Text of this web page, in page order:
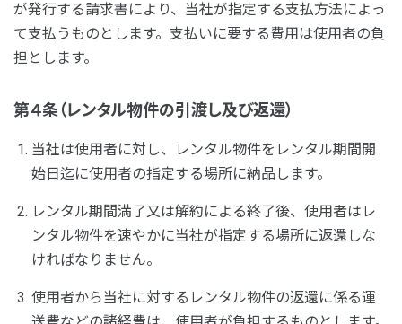
が発行する請求書により、当社が指定する支払方法によっ
て支払うものとします。支払いに要する費用は使用者の負
担とします。
第４条（レンタル物件の引渡し及び返還）
当社は使用者に対し、レンタル物件をレンタル期間開
始日迄に使用者の指定する場所に納品します。
レンタル期間満了又は解約による終了後、使用者はレ
ンタル物件を速やかに当社が指定する場所に返還しな
ければなりません。
使用者から当社に対するレンタル物件の返還に係る運